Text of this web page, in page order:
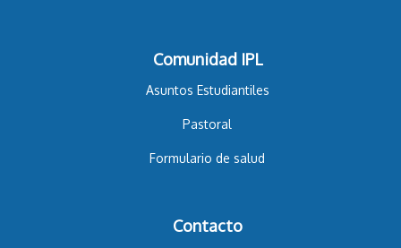
Comunidad IPL
Asuntos Estudiantiles
Pastoral
Formulario de salud
Contacto